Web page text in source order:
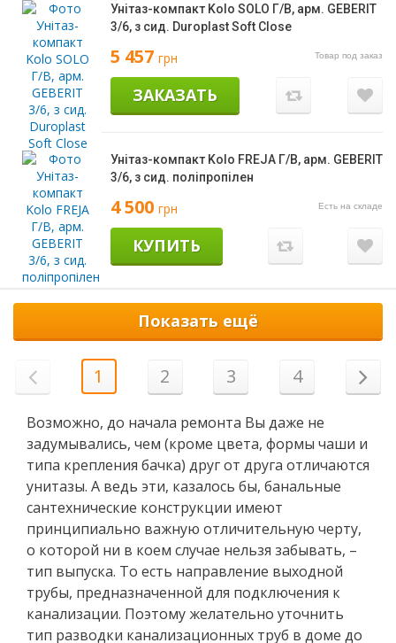
Унітаз-компакт Kolo SOLO Г/В, арм. GEBERIT
3/6, з сид. Duroplast Soft Close
5 457 грн Товар под заказ
ЗАКАЗАТЬ
Унітаз-компакт Kolo FREJA Г/В, арм. GEBERIT
3/6, з сид. поліпропілен
4 500 грн Есть на складе
КУПИТЬ
Показать ещё
1 2 3 4
Возможно, до начала ремонта Вы даже не
задумывались, чем (кроме цвета, формы чаши и
типа крепления бачка) друг от друга отличаются
унитазы. А ведь эти, казалось бы, банальные
сантехнические конструкции имеют
принципиально важную отличительную черту,
о которой ни в коем случае нельзя забывать, –
тип выпуска. То есть направление выходной
трубы, предназначенной для подключения к
канализации. Поэтому желательно уточнить
тип разводки канализационных труб в доме до